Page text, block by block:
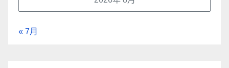
« 7月